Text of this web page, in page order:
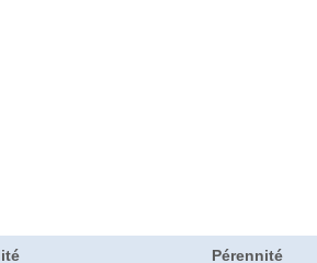
Pérennité